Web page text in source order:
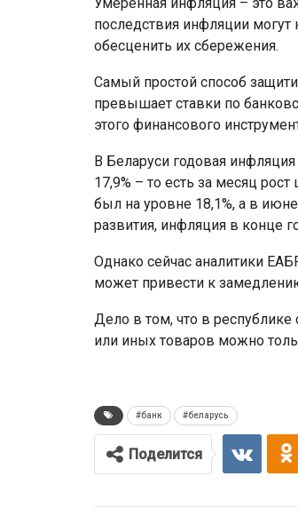
последствия инфляции могут
обесценить их сбережения.
Самый простой способ
превышает ставки по
этого финансового
В Беларуси годовая инфляция
17,9% – то есть за месяц
был на уровне 18,1%, а в
развития, инфляция в конце
Однако сейчас аналитики
может привести к
Дело в том, что в республике
или иных товаров можно
#банк #беларусь
Поделится